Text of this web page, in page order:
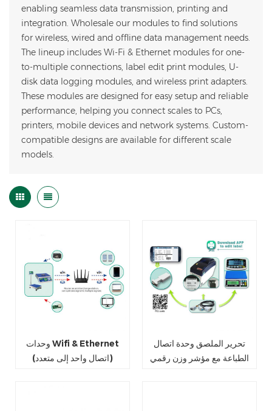
enabling seamless data transmission, printing and
integration. Wholesale our modules to find solutions
for wireless, wired and offline data management needs.
The lineup includes Wi-Fi & Ethernet modules for one-
to-multiple connections, label edit print modules, U-
disk data logging modules, and wireless print adapters.
These modules are designed for easy setup and reliable
performance, helping you connect scales to PCs,
printers, mobile devices and network systems. Custom-
compatible designs are available for different scale
models.
وحدات Wifi & Ethernet
(اتصال واحد إلى متعدد)
تحرير الملصق وحدة اتصال
الطباعة مع مؤشر وزن رقمي